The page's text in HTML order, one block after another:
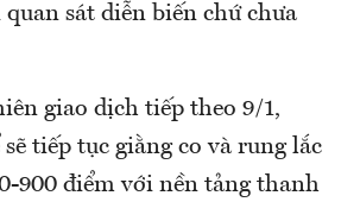
sát diễn biến chứ chưa
giao dịch tiếp theo 9/1,
tiếp tục giằng co và rung lắc
900 điểm với nền tảng thanh